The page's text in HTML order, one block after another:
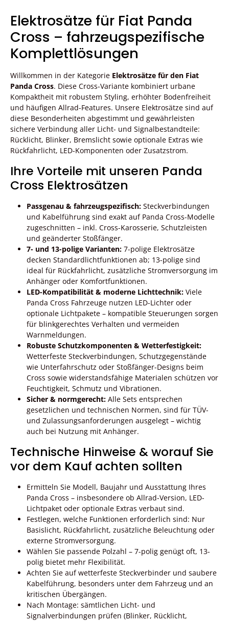
Elektrosätze für Fiat Panda
Cross – fahrzeugspezifische
Komplettlösungen
Willkommen in der Kategorie Elektrosätze für den Fiat
Panda Cross. Diese Cross-Variante kombiniert urbane
Kompaktheit mit robustem Styling, erhöhter Bodenfreiheit
und häufigen Allrad-Features. Unsere Elektrosätze sind auf
diese Besonderheiten abgestimmt und gewährleisten
sichere Verbindung aller Licht- und Signalbestandteile:
Rücklicht, Blinker, Bremslicht sowie optionale Extras wie
Rückfahrlicht, LED-Komponenten oder Zusatzstrom.
Ihre Vorteile mit unseren Panda
Cross Elektrosätzen
Passgenau & fahrzeugspezifisch: Steckverbindungen
und Kabelführung sind exakt auf Panda Cross-Modelle
zugeschnitten – inkl. Cross-Karosserie, Schutzleisten
und geänderter Stoßfänger.
7- und 13-polige Varianten: 7-polige Elektrosätze
decken Standardlichtfunktionen ab; 13-polige sind
ideal für Rückfahrlicht, zusätzliche Stromversorgung im
Anhänger oder Komfortfunktionen.
LED-Kompatibilität & moderne Lichttechnik: Viele
Panda Cross Fahrzeuge nutzen LED-Lichter oder
optionale Lichtpakete – kompatible Steuerungen sorgen
für blinkgerechtes Verhalten und vermeiden
Warnmeldungen.
Robuste Schutzkomponenten & Wetterfestigkeit:
Wetterfeste Steckverbindungen, Schutzgegenstände
wie Unterfahrschutz oder Stoßfänger-Designs beim
Cross sowie widerstandsfähige Materialen schützen vor
Feuchtigkeit, Schmutz und Vibrationen.
Sicher & normgerecht: Alle Sets entsprechen
gesetzlichen und technischen Normen, sind für TÜV-
und Zulassungsanforderungen ausgelegt – wichtig
auch bei Nutzung mit Anhänger.
Technische Hinweise & worauf Sie
vor dem Kauf achten sollten
Ermitteln Sie Modell, Baujahr und Ausstattung Ihres
Panda Cross – insbesondere ob Allrad-Version, LED-
Lichtpaket oder optionale Extras verbaut sind.
Festlegen, welche Funktionen erforderlich sind: Nur
Basislicht, Rückfahrlicht, zusätzliche Beleuchtung oder
externe Stromversorgung.
Wählen Sie passende Polzahl – 7-polig genügt oft, 13-
polig bietet mehr Flexibilität.
Achten Sie auf wetterfeste Steckverbinder und saubere
Kabelführung, besonders unter dem Fahrzeug und an
kritischen Übergängen.
Nach Montage: sämtlichen Licht- und
Signalverbindungen prüfen (Blinker, Rücklicht,